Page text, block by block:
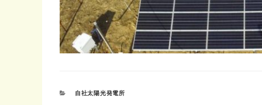
カ
自社太陽光発電所